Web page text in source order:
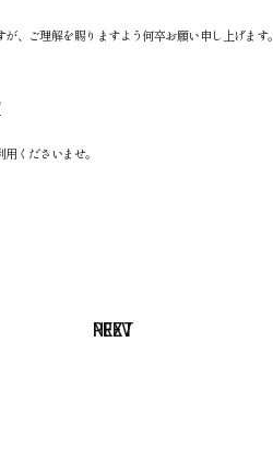
、ご理解を賜りますよう何卒お願い申し上げます。
くださいませ。
PREV
NEXT